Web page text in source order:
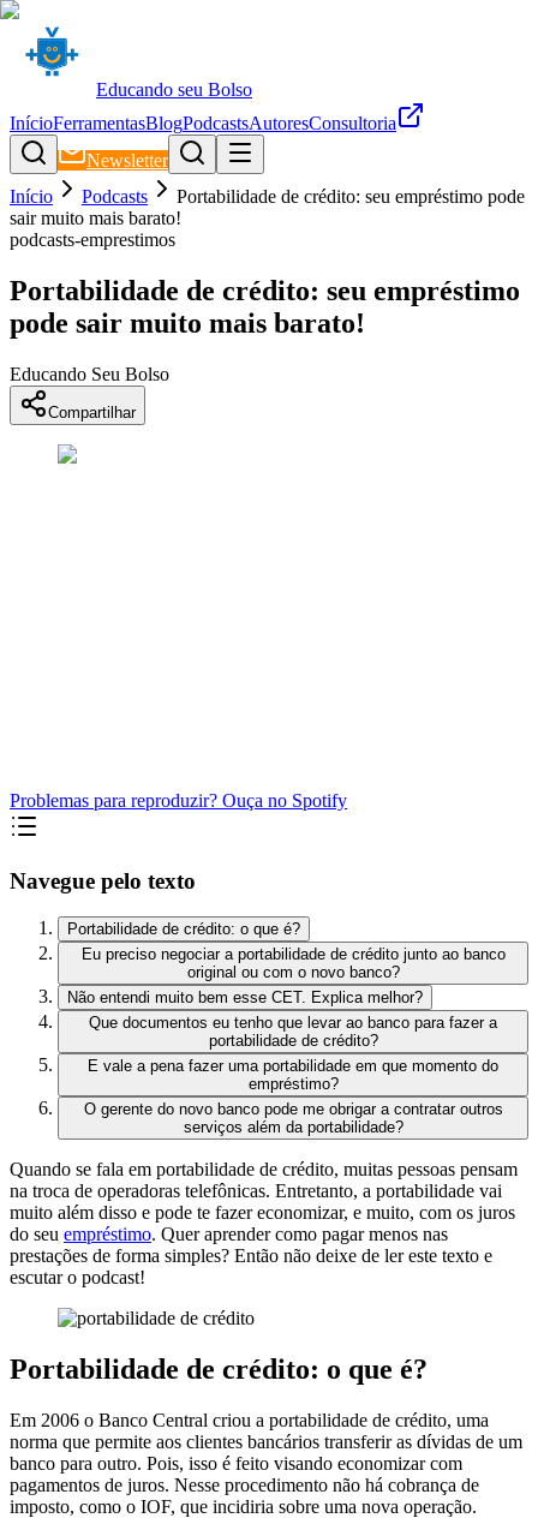
Educando seu Bolso
InícioFerramentasBlogPodcastsAutoresConsultoria
Newsletter
Início
Podcasts
Portabilidade de crédito: seu empréstimo pode
sair muito mais barato!
podcasts-emprestimos
Portabilidade de crédito: seu empréstimo
pode sair muito mais barato!
Educando Seu Bolso
Compartilhar
Problemas para reproduzir? Ouça no Spotify
Navegue pelo texto
Portabilidade de crédito: o que é?
Eu preciso negociar a portabilidade de crédito junto ao banco
original ou com o novo banco?
Não entendi muito bem esse CET. Explica melhor?
Que documentos eu tenho que levar ao banco para fazer a
portabilidade de crédito?
E vale a pena fazer uma portabilidade em que momento do
empréstimo?
O gerente do novo banco pode me obrigar a contratar outros
serviços além da portabilidade?
Quando se fala em portabilidade de crédito, muitas pessoas pensam
na troca de operadoras telefônicas. Entretanto, a portabilidade vai
muito além disso e pode te fazer economizar, e muito, com os juros
do seu empréstimo. Quer aprender como pagar menos nas
prestações de forma simples? Então não deixe de ler este texto e
escutar o podcast!
Portabilidade de crédito: o que é?
Em 2006 o Banco Central criou a portabilidade de crédito, uma
norma que permite aos clientes bancários transferir as dívidas de um
banco para outro. Pois, isso é feito visando economizar com
pagamentos de juros. Nesse procedimento não há cobrança de
imposto, como o IOF, que incidiria sobre uma nova operação.